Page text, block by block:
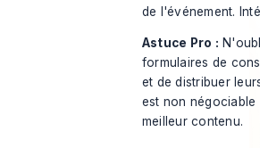
de l'événement.
Astuce Pro :
formulaires de
et de distribuer
est non négociable
meilleur contenu.